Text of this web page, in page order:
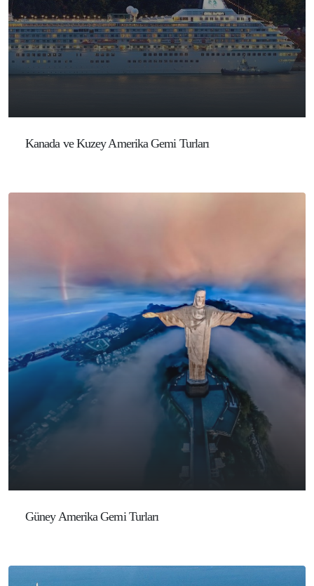
Kanada ve Kuzey Amerika Gemi Turları
Güney Amerika Gemi Turları